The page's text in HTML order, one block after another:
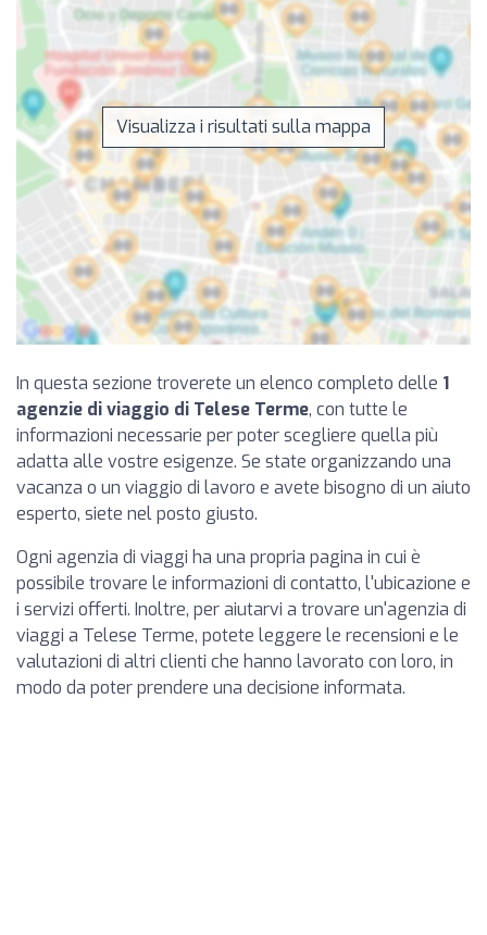
Visualizza i risultati sulla mappa
In questa sezione troverete un elenco completo delle 1
agenzie di viaggio di Telese Terme, con tutte le
informazioni necessarie per poter scegliere quella più
adatta alle vostre esigenze. Se state organizzando una
vacanza o un viaggio di lavoro e avete bisogno di un aiuto
esperto, siete nel posto giusto.
Ogni agenzia di viaggi ha una propria pagina in cui è
possibile trovare le informazioni di contatto, l'ubicazione e
i servizi offerti. Inoltre, per aiutarvi a trovare un'agenzia di
viaggi a Telese Terme, potete leggere le recensioni e le
valutazioni di altri clienti che hanno lavorato con loro, in
modo da poter prendere una decisione informata.